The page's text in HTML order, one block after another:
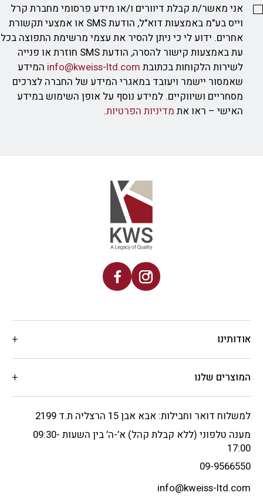
אני מאשר/ת קבלת דיוורים ו/או מידע פרסומי מחברת קרל
וייס בע"מ באמצעות דוא"ל, הודעת SMS או אמצעי תקשורת
אחרים. ידוע לי כי ניתן להסיר את עצמי מרשימת התפוצה בכל
עת באמצעות קישור להסרה, הודעת SMS חוזרת או פנייה
לשירות הלקוחות בכתובת info@kweiss-ltd.com המידע
שאמסור יישמר ויעובד במאגרי המידע של החברה לצרכים
מסחריים ושיווקיים. למידע נוסף על אופן השימוש במידע
האישי – ראו את מדיניות הפרטיות.
אודותינו
המוצרים שלנו
למשלוח דואר וחבילות: אבא אבן 15 הרצליה ת.ד 2199
מענה טלפוני (ללא קבלת קהל) א’-ה’ בין השעות 09:30-
17:00
09-9566550
info@kweiss-ltd.com